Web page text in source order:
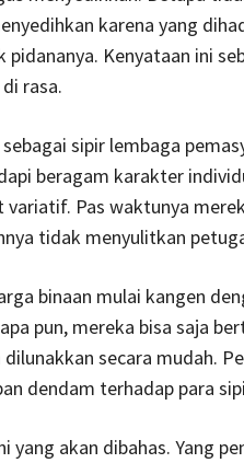
karena yang
Kenyataan ini
rasa.
sipir lembaga
beragam karakter
variatif. Pas waktunya
tidak menyulitkan
binaan mulai kangen
pun, mereka bisa saja
secara mudah.
dendam terhadap para
yang akan dibahas. Yang